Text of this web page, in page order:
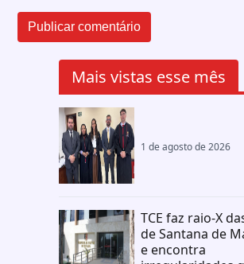
Mais vistas esse mês
1 de agosto de 2026
TCE faz raio-X
de Santana de
e encontra